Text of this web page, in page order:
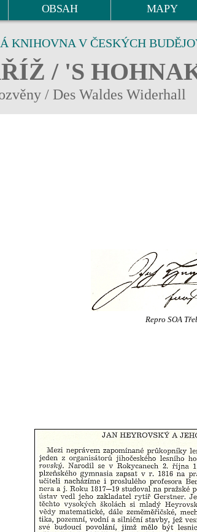
OBSAH MAPY
KNIHOVNA V ČESKÝCH
/ 'S
/ Des Waldes Widerhall
Repro SOA